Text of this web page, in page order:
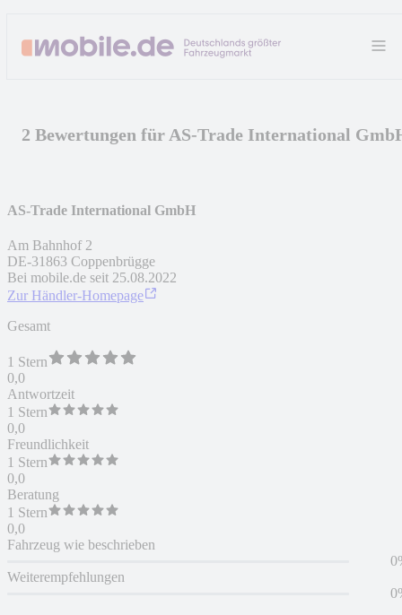
2 Bewertungen für AS-Trade International
AS-Trade International GmbH
Am Bahnhof 2
DE-31863 Coppenbrügge
Bei mobile.de seit 25.08.2022
Zur Händler-Homepage
Gesamt
1 Stern
0,0
Antwortzeit
1 Stern
0,0
Freundlichkeit
1 Stern
0,0
Beratung
1 Stern
0,0
Fahrzeug wie beschrieben
Weiterempfehlungen